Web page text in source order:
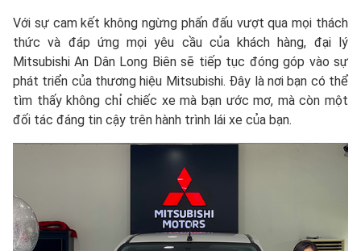
Với sự cam kết không ngừng phấn đấu vượt qua mọi thách
thức và đáp ứng mọi yêu cầu của khách hàng, đại lý
Mitsubishi An Dân Long Biên sẽ tiếp tục đóng góp vào sự
phát triển của thương hiệu Mitsubishi. Đây là nơi bạn có thể
tìm thấy không chỉ chiếc xe mà bạn ước mơ, mà còn một
đối tác đáng tin cậy trên hành trình lái xe của bạn.